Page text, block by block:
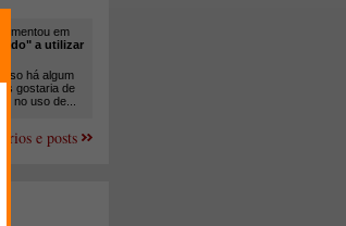
comentou em
a utilizar
uso há algum
gostaria de
no uso de...
e posts